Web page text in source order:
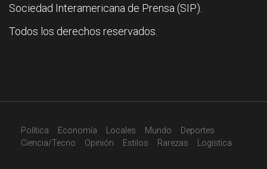
Sociedad Interamericana de Prensa (SIP).
Todos los derechos reservados.
Política Economía Locales Mundo
Deportes
Ciencia/Tecno
Opinión Estilos Rarezas Logística